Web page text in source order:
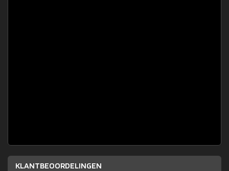
KLANTBEOORDELINGEN